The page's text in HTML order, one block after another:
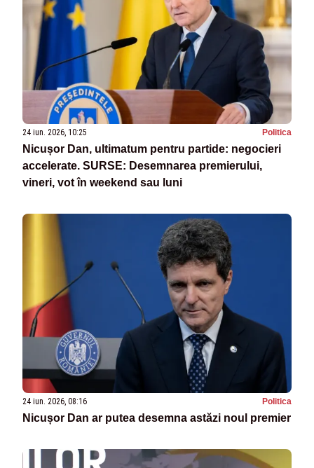
24 iun. 2026, 10:25 Politica
Nicușor Dan, ultimatum pentru partide: negocieri
accelerate. SURSE: Desemnarea premierului,
vineri, vot în weekend sau luni
24 iun. 2026, 08:16 Politica
Nicușor Dan ar putea desemna astăzi noul premier